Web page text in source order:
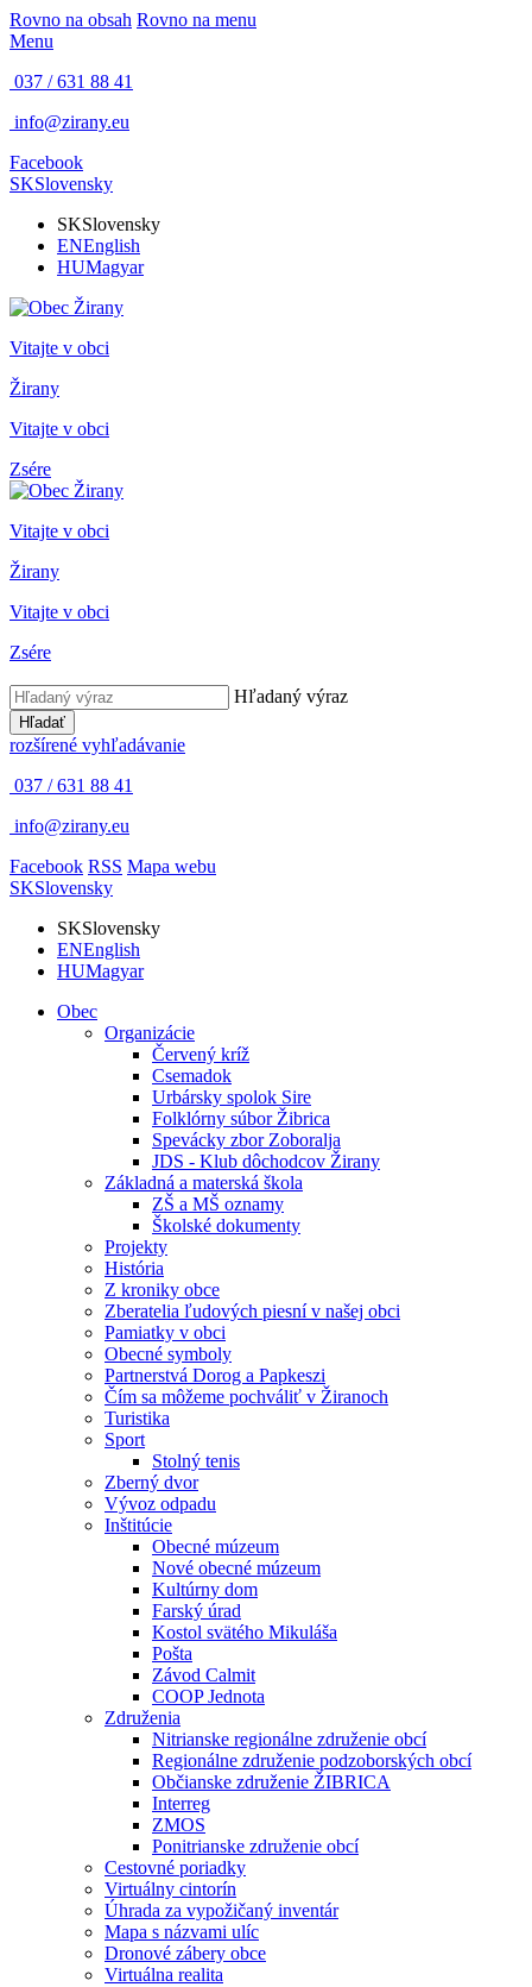
Rovno na obsah Rovno na menu
Menu
037 / 631 88 41
info@zirany.eu
Facebook
SKSlovensky
SKSlovensky
ENEnglish
HUMagyar
Vitajte v obci
Žirany
Vitajte v obci
Zsére
Vitajte v obci
Žirany
Vitajte v obci
Zsére
Hľadaný výraz
Hľadať
rozšírené vyhľadávanie
037 / 631 88 41
info@zirany.eu
Facebook RSS Mapa webu
SKSlovensky
SKSlovensky
ENEnglish
HUMagyar
Obec
Organizácie
Červený kríž
Csemadok
Urbársky spolok Sire
Folklórny súbor Žibrica
Spevácky zbor Zoboralja
JDS - Klub dôchodcov Žirany
Základná a materská škola
ZŠ a MŠ oznamy
Školské dokumenty
Projekty
História
Z kroniky obce
Zberatelia ľudových piesní v našej obci
Pamiatky v obci
Obecné symboly
Partnerstvá Dorog a Papkeszi
Čím sa môžeme pochváliť v Žiranoch
Turistika
Sport
Stolný tenis
Zberný dvor
Vývoz odpadu
Inštitúcie
Obecné múzeum
Nové obecné múzeum
Kultúrny dom
Farský úrad
Kostol svätého Mikuláša
Pošta
Závod Calmit
COOP Jednota
Združenia
Nitrianske regionálne združenie obcí
Regionálne združenie podzoborských obcí
Občianske združenie ŽIBRICA
Interreg
ZMOS
Ponitrianske združenie obcí
Cestovné poriadky
Virtuálny cintorín
Úhrada za vypožičaný inventár
Mapa s názvami ulíc
Dronové zábery obce
Virtuálna realita